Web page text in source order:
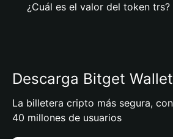
¿Cuál es el valor del token trs?
Descarga Bitget
La billetera cripto más segura,
40 millones de usuarios